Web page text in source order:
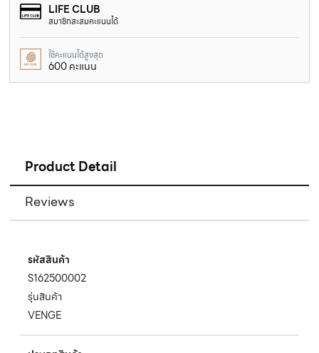
LIFE CLUB
สมาชิกสะสมคะแนนได้
ใช้คะแนนได้สูงสุด
600 คะแนน
Product Detail
Reviews
รหัสสินค้า
S162500002
รุ่นสินค้า
VENGE